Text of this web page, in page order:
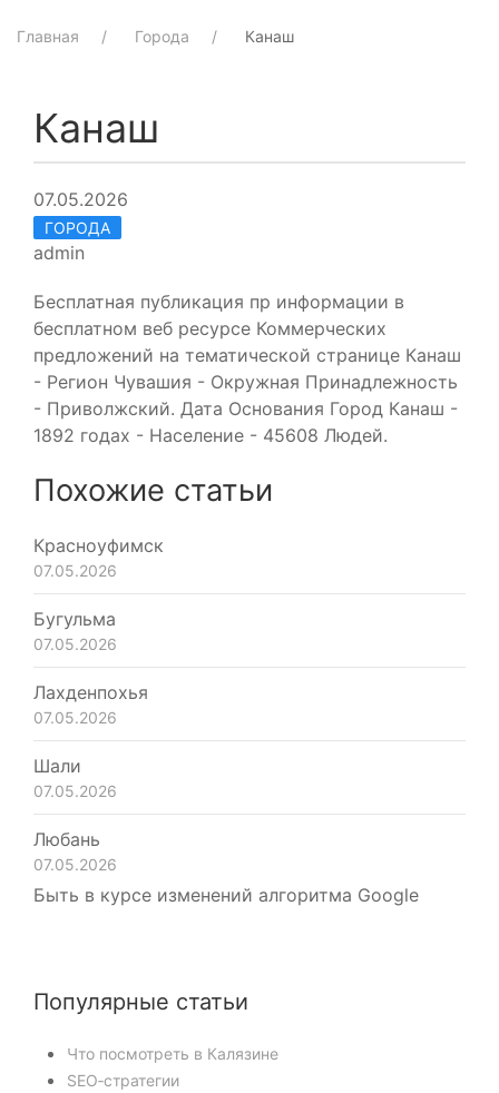
Главная Города Канаш
Канаш
07.05.2026
ГОРОДА
admin
Бесплатная публикация пр информации в
бесплатном веб ресурсе Коммерческих
предложений на тематической странице Канаш
- Регион Чувашия - Окружная Принадлежность
- Приволжский. Дата Основания Город Канаш -
1892 годах - Население - 45608 Людей.
Похожие статьи
Красноуфимск
07.05.2026
Бугульма
07.05.2026
Лахденпохья
07.05.2026
Шали
07.05.2026
Любань
07.05.2026
Быть в курсе изменений алгоритма Google
Популярные статьи
Что посмотреть в Калязине
SEO‑стратегии